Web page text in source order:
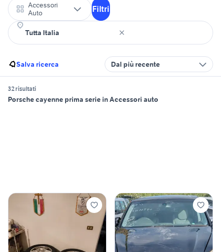
Accessori
Auto
Filtri
Salva ricerca Dal più recente
32 risultati
Porsche cayenne prima serie in Accessori auto